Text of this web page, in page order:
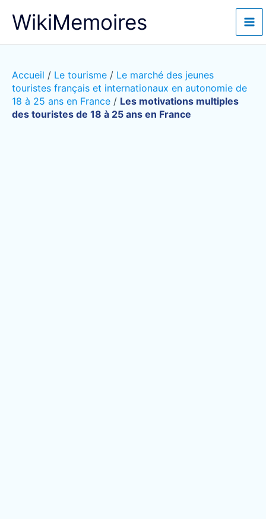
WikiMemoires
Accueil / Le tourisme / Le marché des jeunes
touristes français et internationaux en autonomie de
18 à 25 ans en France / Les motivations multiples
des touristes de 18 à 25 ans en France